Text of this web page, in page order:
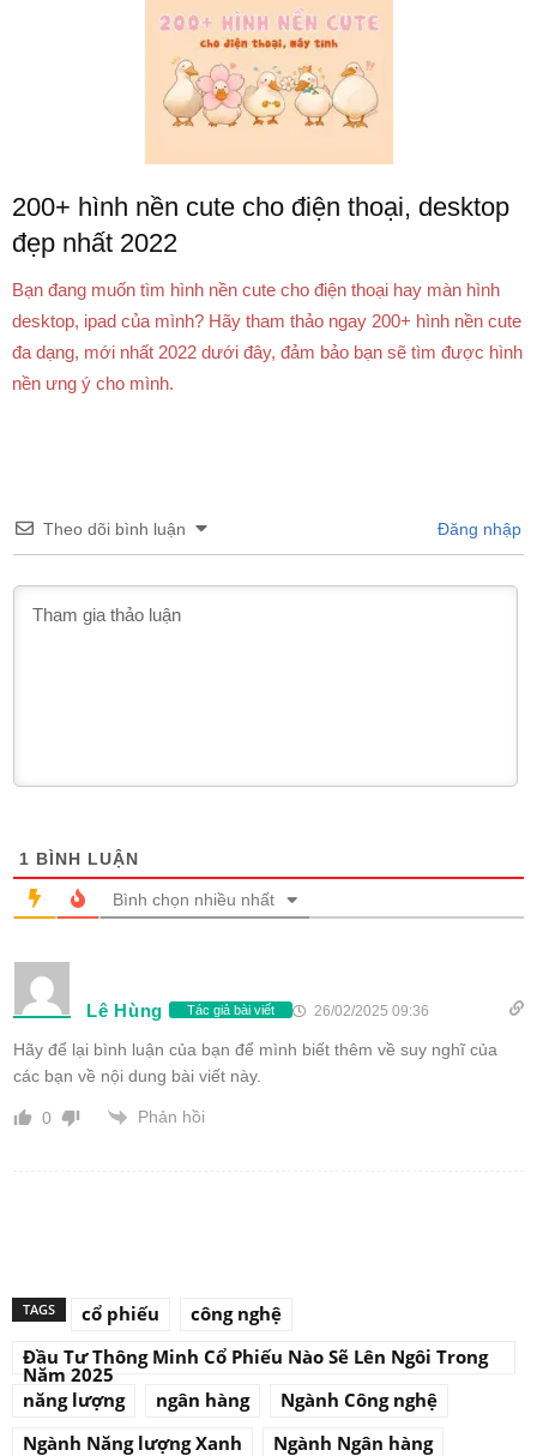
200+ hình nền cute cho điện thoại, desktop
đẹp nhất 2022
Bạn đang muốn tìm hình nền cute cho điện thoại hay màn hình
desktop, ipad của mình? Hãy tham thảo ngay 200+ hình nền cute
đa dạng, mới nhất 2022 dưới đây, đảm bảo bạn sẽ tìm được hình
nền ưng ý cho mình.
Theo dõi bình luận Đăng nhập
1 BÌNH LUẬN
Bình chọn nhiều nhất
Lê Hùng Tác giả bài viết 26/02/2025 09:36
Hãy để lại bình luận của bạn để mình biết thêm về suy nghĩ của
các bạn về nội dung bài viết này.
0 Phản hồi
TAGS cổ phiếu
công nghệ
Đầu Tư Thông Minh Cổ Phiếu Nào Sẽ Lên Ngôi Trong
Năm 2025
năng lượng
ngân hàng
Ngành Công nghệ
Ngành Năng lượng Xanh
Ngành Ngân hàng